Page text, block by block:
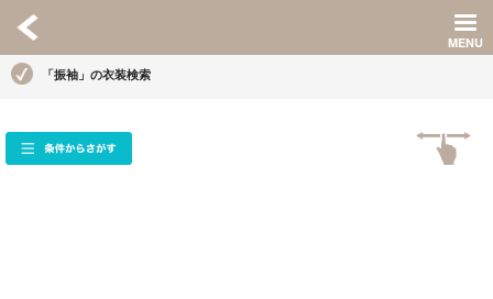
「振袖」の衣装検索